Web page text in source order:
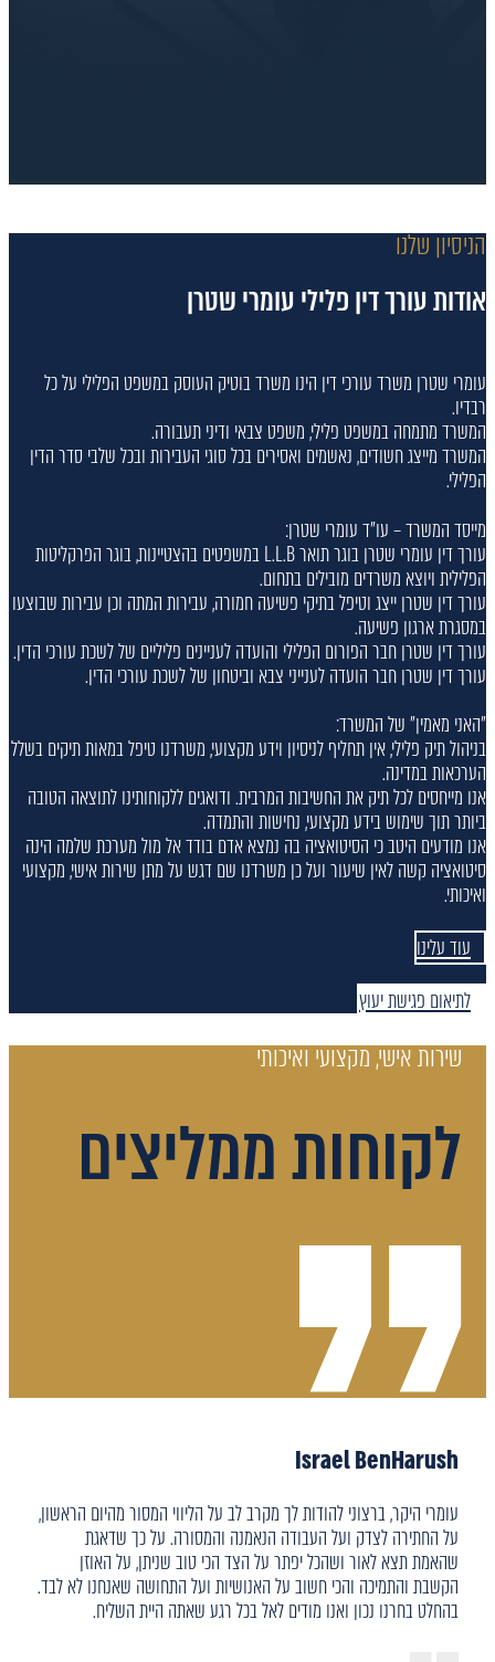
הניסיון שלנו
אודות עורך דין פלילי עומרי שטרן
עומרי שטרן משרד עורכי דין הינו משרד בוטיק העוסק במשפט הפלילי על כל
רבדיו.
המשרד מתמחה במשפט פלילי, משפט צבאי ודיני תעבורה.
המשרד מייצג חשודים, נאשמים ואסירים בכל סוגי העבירות ובכל שלבי סדר הדין
הפלילי.
מייסד המשרד – עו"ד עומרי שטרן:
עורך דין עומרי שטרן בוגר תואר L.L.B במשפטים בהצטיינות, בוגר הפרקליטות
הפלילית ויוצא משרדים מובילים בתחום.
עורך דין שטרן ייצג וטיפל בתיקי פשיעה חמורה, עבירות המתה וכן עבירות שבוצעו
במסגרת ארגון פשיעה.
עורך דין שטרן חבר הפורום הפלילי והועדה לעניינים פליליים של לשכת עורכי הדין.
עורך דין שטרן חבר הועדה לענייני צבא וביטחון של לשכת עורכי הדין.
"האני מאמין" של המשרד:
בניהול תיק פלילי, אין תחליף לניסיון וידע מקצועי, משרדנו טיפל במאות תיקים בשלל
הערכאות במדינה.
אנו מייחסים לכל תיק את החשיבות המרבית. ודואגים ללקוחותינו לתוצאה הטובה
ביותר תוך שימוש בידע מקצועי, נחישות והתמדה.
אנו מודעים היטב כי הסיטואציה בה נמצא אדם בודד אל מול מערכת שלמה הינה
סיטואציה קשה לאין שיעור ועל כן משרדנו שם דגש על מתן שירות אישי, מקצועי
ואיכותי.
עוד עלינו
לתיאום פגישת יעוץ
שירות אישי, מקצועי ואיכותי
לקוחות ממליצים
Israel BenHarush
עומרי היקר, ברצוני להודות לך מקרב לב על הליווי המסור מהיום הראשון,
על החתירה לצדק ועל העבודה הנאמנה והמסורה. על כך שדאגת
שהאמת תצא לאור ושהכל יפתר על הצד הכי טוב שניתן, על האוזן
הקשבת והתמיכה והכי חשוב על האנושיות ועל התחושה שאנחנו לא לבד.
בהחלט בחרנו נכון ואנו מודים לאל בכל רגע שאתה היית השליח.